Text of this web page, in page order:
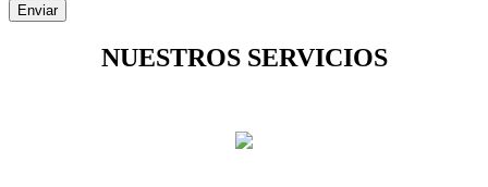
Enviar
NUESTROS SERVICIOS